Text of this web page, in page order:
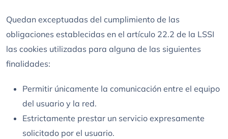
Quedan exceptuadas del cumplimiento de las
obligaciones establecidas en el artículo 22.2 de la LSSI
las cookies utilizadas para alguna de las siguientes
finalidades:
Permitir únicamente la comunicación entre el equipo
del usuario y la red.
Estrictamente prestar un servicio expresamente
solicitado por el usuario.